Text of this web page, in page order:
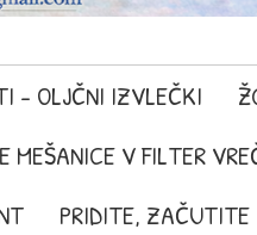
- OLJČNI IZVLEČKI
MEŠANICE V FILTER
PRIDITE,